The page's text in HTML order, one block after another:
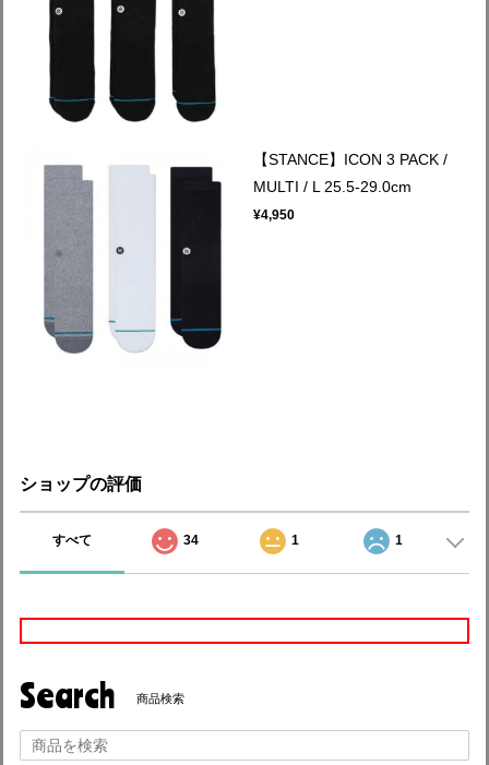
【STANCE】ICON 3 PACK /
MULTI / L 25.5-29.0cm
¥4,950
ショップの評価
すべて 34 1 1
Search 商品検索